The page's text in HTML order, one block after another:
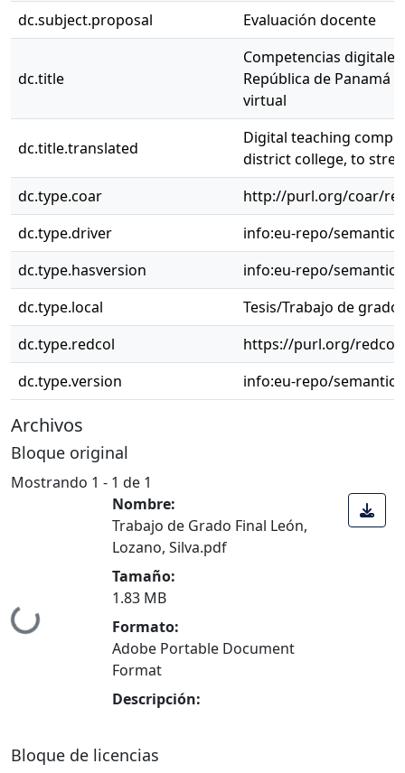
dc.subject.proposal
Evaluación docente
dc.title
Competencias
República de Panamá
virtual
dc.title.translated
Digital teaching
district college, to
dc.type.coar
http://purl.org/coar/
dc.type.driver
info:eu-repo/
dc.type.hasversion
info:eu-repo/
dc.type.local
Tesis/Trabajo de
dc.type.redcol
https://purl.org/redcol/
dc.type.version
info:eu-repo/
Archivos
Bloque original
Mostrando 1 - 1 de 1
Cargando...
Nombre:
Trabajo de Grado Final León,
Lozano, Silva.pdf
Tamaño:
1.83 MB
Formato:
Adobe Portable Document
Format
Descripción:
Bloque de licencias